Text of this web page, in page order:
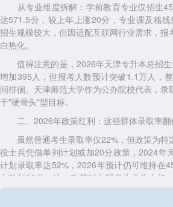
从专业维度拆解：学前教育专业仅招生45
达571.5分，较上年上涨20分，专业课及格
招生规模较大，但因适配互联网行业需求，
白热化。
值得注意的是，2026年天津专升本总招生
增加395人，但报考人数预计突破1.1万人，
间徘徊。天津师范大学作为公办院校代表，录
于"硬骨头"型目标。
二、2026年政策红利：这些群体录取率翻
虽然普通考生录取率仅22%，但政策为特
役士兵凭借单列计划或加20分政策，2024年
计划录取率达52%，2026年预计仍可维持在
自动加20分，这一政策对在职考生尤为友好
能大赛获三等奖以上、省级劳模、基层服务